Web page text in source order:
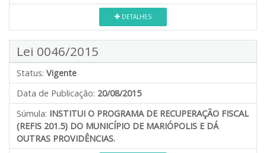
DETALHES
Lei 0046/2015
Status: Vigente
Data de Publicação: 20/08/2015
Súmula: INSTITUI O PROGRAMA DE RECUPERAÇÃO FISCAL
(REFIS 201.5) DO MUNICÍPIO DE MARIÓPOLIS E DÁ
OUTRAS PROVIDÊNCIAS.